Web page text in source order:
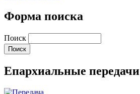
Форма поиска
Поиск
Епархиальные передачи